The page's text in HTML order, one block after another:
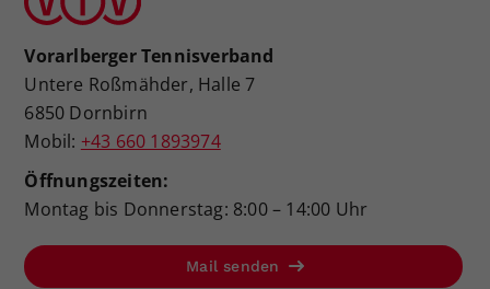
Vorarlberger Tennisverband
Untere Roßmähder, Halle 7
6850 Dornbirn
Mobil: +43 660 1893974
Öffnungszeiten:
Montag bis Donnerstag: 8:00 – 14:00 Uhr
Mail senden